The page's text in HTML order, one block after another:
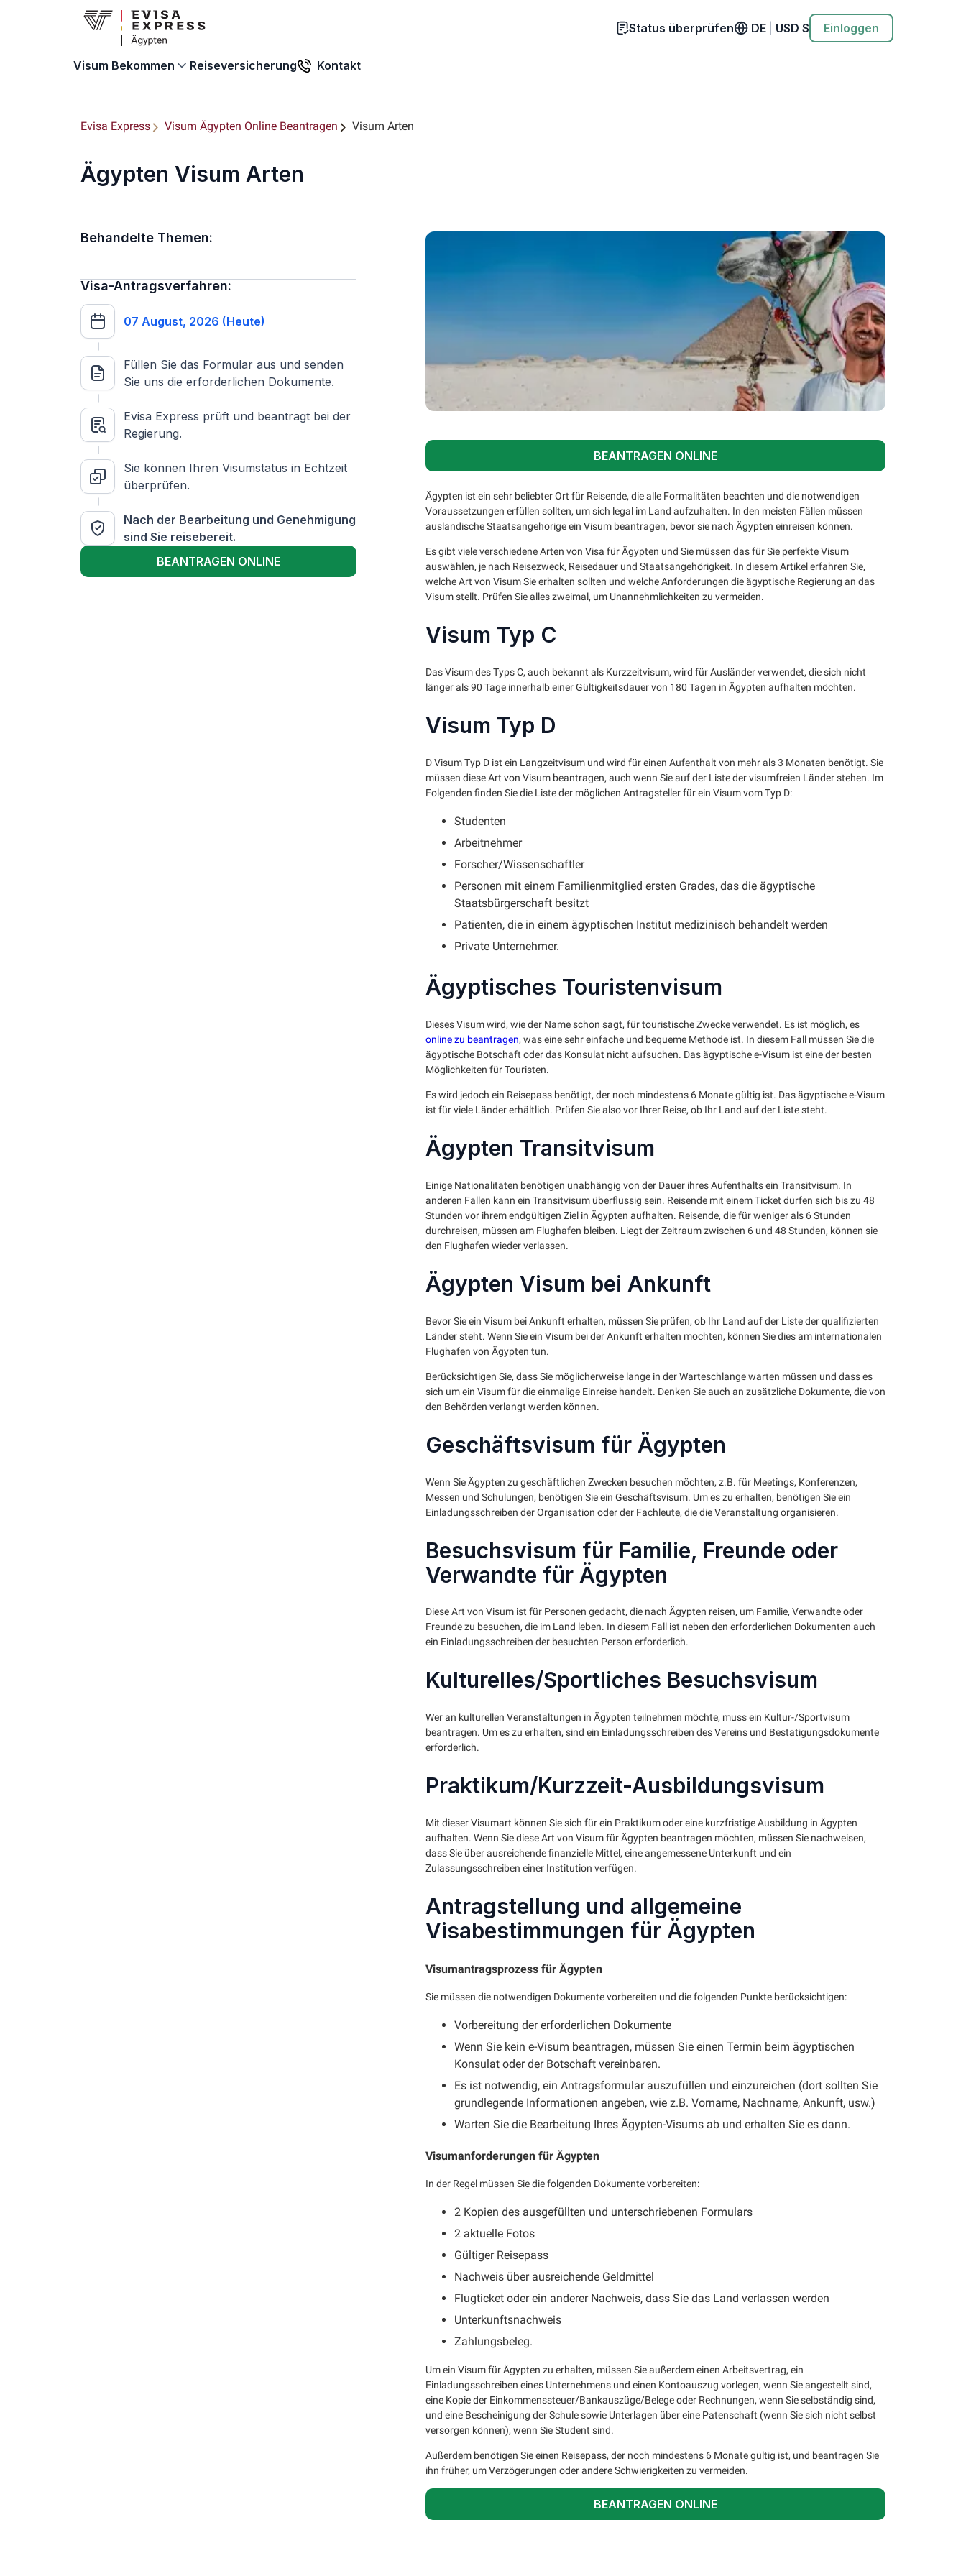
Status überprüfen DE USD $ Einloggen
Visum Bekommen Reiseversicherung Kontakt
Evisa Express Visum Ägypten Online Beantragen Visum Arten
Ägypten Visum Arten
Behandelte Themen:
Visa-Antragsverfahren:
07 August, 2026 (Heute)
Füllen Sie das Formular aus und senden
Sie uns die erforderlichen Dokumente.
Evisa Express prüft und beantragt bei der
Regierung.
Sie können Ihren Visumstatus in Echtzeit
überprüfen.
Nach der Bearbeitung und Genehmigung
sind Sie reisebereit.
BEANTRAGEN ONLINE
BEANTRAGEN ONLINE
Ägypten ist ein sehr beliebter Ort für Reisende, die alle Formalitäten beachten und die notwendigen
Voraussetzungen erfüllen sollten, um sich legal im Land aufzuhalten. In den meisten Fällen müssen
ausländische Staatsangehörige ein Visum beantragen, bevor sie nach Ägypten einreisen können.
Es gibt viele verschiedene Arten von Visa für Ägypten und Sie müssen das für Sie perfekte Visum
auswählen, je nach Reisezweck, Reisedauer und Staatsangehörigkeit. In diesem Artikel erfahren Sie,
welche Art von Visum Sie erhalten sollten und welche Anforderungen die ägyptische Regierung an das
Visum stellt. Prüfen Sie alles zweimal, um Unannehmlichkeiten zu vermeiden.
Visum Typ C
Das Visum des Typs C, auch bekannt als Kurzzeitvisum, wird für Ausländer verwendet, die sich nicht
länger als 90 Tage innerhalb einer Gültigkeitsdauer von 180 Tagen in Ägypten aufhalten möchten.
Visum Typ D
D Visum Typ D ist ein Langzeitvisum und wird für einen Aufenthalt von mehr als 3 Monaten benötigt. Sie
müssen diese Art von Visum beantragen, auch wenn Sie auf der Liste der visumfreien Länder stehen. Im
Folgenden finden Sie die Liste der möglichen Antragsteller für ein Visum vom Typ D:
Studenten
Arbeitnehmer
Forscher/Wissenschaftler
Personen mit einem Familienmitglied ersten Grades, das die ägyptische
Staatsbürgerschaft besitzt
Patienten, die in einem ägyptischen Institut medizinisch behandelt werden
Private Unternehmer.
Ägyptisches Touristenvisum
Dieses Visum wird, wie der Name schon sagt, für touristische Zwecke verwendet. Es ist möglich, es
online zu beantragen, was eine sehr einfache und bequeme Methode ist. In diesem Fall müssen Sie die
ägyptische Botschaft oder das Konsulat nicht aufsuchen. Das ägyptische e-Visum ist eine der besten
Möglichkeiten für Touristen.
Es wird jedoch ein Reisepass benötigt, der noch mindestens 6 Monate gültig ist. Das ägyptische e-Visum
ist für viele Länder erhältlich. Prüfen Sie also vor Ihrer Reise, ob Ihr Land auf der Liste steht.
Ägypten Transitvisum
Einige Nationalitäten benötigen unabhängig von der Dauer ihres Aufenthalts ein Transitvisum. In
anderen Fällen kann ein Transitvisum überflüssig sein. Reisende mit einem Ticket dürfen sich bis zu 48
Stunden vor ihrem endgültigen Ziel in Ägypten aufhalten. Reisende, die für weniger als 6 Stunden
durchreisen, müssen am Flughafen bleiben. Liegt der Zeitraum zwischen 6 und 48 Stunden, können sie
den Flughafen wieder verlassen.
Ägypten Visum bei Ankunft
Bevor Sie ein Visum bei Ankunft erhalten, müssen Sie prüfen, ob Ihr Land auf der Liste der qualifizierten
Länder steht. Wenn Sie ein Visum bei der Ankunft erhalten möchten, können Sie dies am internationalen
Flughafen von Ägypten tun.
Berücksichtigen Sie, dass Sie möglicherweise lange in der Warteschlange warten müssen und dass es
sich um ein Visum für die einmalige Einreise handelt. Denken Sie auch an zusätzliche Dokumente, die von
den Behörden verlangt werden können.
Geschäftsvisum für Ägypten
Wenn Sie Ägypten zu geschäftlichen Zwecken besuchen möchten, z.B. für Meetings, Konferenzen,
Messen und Schulungen, benötigen Sie ein Geschäftsvisum. Um es zu erhalten, benötigen Sie ein
Einladungsschreiben der Organisation oder der Fachleute, die die Veranstaltung organisieren.
Besuchsvisum für Familie, Freunde oder
Verwandte für Ägypten
Diese Art von Visum ist für Personen gedacht, die nach Ägypten reisen, um Familie, Verwandte oder
Freunde zu besuchen, die im Land leben. In diesem Fall ist neben den erforderlichen Dokumenten auch
ein Einladungsschreiben der besuchten Person erforderlich.
Kulturelles/Sportliches Besuchsvisum
Wer an kulturellen Veranstaltungen in Ägypten teilnehmen möchte, muss ein Kultur-/Sportvisum
beantragen. Um es zu erhalten, sind ein Einladungsschreiben des Vereins und Bestätigungsdokumente
erforderlich.
Praktikum/Kurzzeit-Ausbildungsvisum
Mit dieser Visumart können Sie sich für ein Praktikum oder eine kurzfristige Ausbildung in Ägypten
aufhalten. Wenn Sie diese Art von Visum für Ägypten beantragen möchten, müssen Sie nachweisen,
dass Sie über ausreichende finanzielle Mittel, eine angemessene Unterkunft und ein
Zulassungsschreiben einer Institution verfügen.
Antragstellung und allgemeine
Visabestimmungen für Ägypten
Visumantragsprozess für Ägypten
Sie müssen die notwendigen Dokumente vorbereiten und die folgenden Punkte berücksichtigen:
Vorbereitung der erforderlichen Dokumente
Wenn Sie kein e-Visum beantragen, müssen Sie einen Termin beim ägyptischen
Konsulat oder der Botschaft vereinbaren.
Es ist notwendig, ein Antragsformular auszufüllen und einzureichen (dort sollten Sie
grundlegende Informationen angeben, wie z.B. Vorname, Nachname, Ankunft, usw.)
Warten Sie die Bearbeitung Ihres Ägypten-Visums ab und erhalten Sie es dann.
Visumanforderungen für Ägypten
In der Regel müssen Sie die folgenden Dokumente vorbereiten:
2 Kopien des ausgefüllten und unterschriebenen Formulars
2 aktuelle Fotos
Gültiger Reisepass
Nachweis über ausreichende Geldmittel
Flugticket oder ein anderer Nachweis, dass Sie das Land verlassen werden
Unterkunftsnachweis
Zahlungsbeleg.
Um ein Visum für Ägypten zu erhalten, müssen Sie außerdem einen Arbeitsvertrag, ein
Einladungsschreiben eines Unternehmens und einen Kontoauszug vorlegen, wenn Sie angestellt sind,
eine Kopie der Einkommenssteuer/Bankauszüge/Belege oder Rechnungen, wenn Sie selbständig sind,
und eine Bescheinigung der Schule sowie Unterlagen über eine Patenschaft (wenn Sie sich nicht selbst
versorgen können), wenn Sie Student sind.
Außerdem benötigen Sie einen Reisepass, der noch mindestens 6 Monate gültig ist, und beantragen Sie
ihn früher, um Verzögerungen oder andere Schwierigkeiten zu vermeiden.
BEANTRAGEN ONLINE